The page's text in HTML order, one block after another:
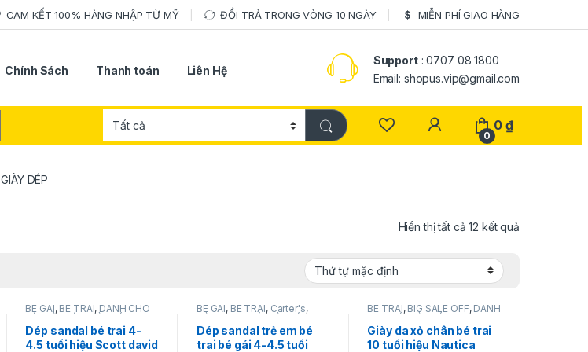
CAM KẾT 100% HÀNG NHẬP TỪ MỸ ĐỔI TRẢ TRONG VÒNG 10 NGÀY MIỄN PHÍ GIAO HÀNG
Chính Sách Thanh toán Liên Hệ
Support: 0707 08 1800
Email: shopus.vip@gmail.com
0
0₫
GIÀY DÉP
Hiển thị tất cả 12 kết quả
BÉ GÁI, BÉ TRAI, DÀNH CHO
david
Dép sandal bé trai 4-
4.5 tuổi hiệu Scott david
BÉ GÁI, BÉ TRAI, Carter's,
GIÀY DÉP,HÀNG MỚI VỀ,NEW
Dép sandal trẻ em bé
trai bé gái 4-4.5 tuổi
BÉ TRAI, BIG SALE OFF, DÀNH
Giày da xỏ chân bé trai
10 tuổi hiệu Nautica